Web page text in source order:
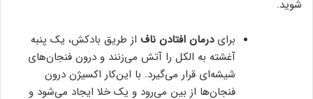
شوید.
برایدرمان افتادن ناف از طریق بادکش، یک پنبه
آغشته به الکل را آتش می‌زنند و درون فنجان‌های
شیشه‌ای قرار می‌گیرد. با این‌کار اکسیژن درون
فنجان‌ها از بین می‌رود و یک خلا ایجاد می‌شود و